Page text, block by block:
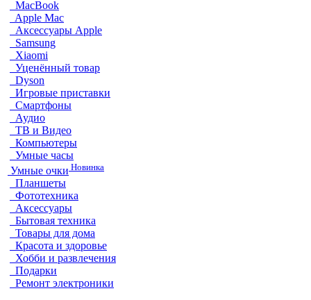
MacBook
Apple Mac
Аксессуары Apple
Samsung
Xiaomi
Уценённый товар
Dyson
Игровые приставки
Смартфоны
Аудио
ТВ и Видео
Компьютеры
Умные часы
Умные очки Новинка
Планшеты
Фототехника
Аксессуары
Бытовая техника
Товары для дома
Красота и здоровье
Хобби и развлечения
Подарки
Ремонт электроники